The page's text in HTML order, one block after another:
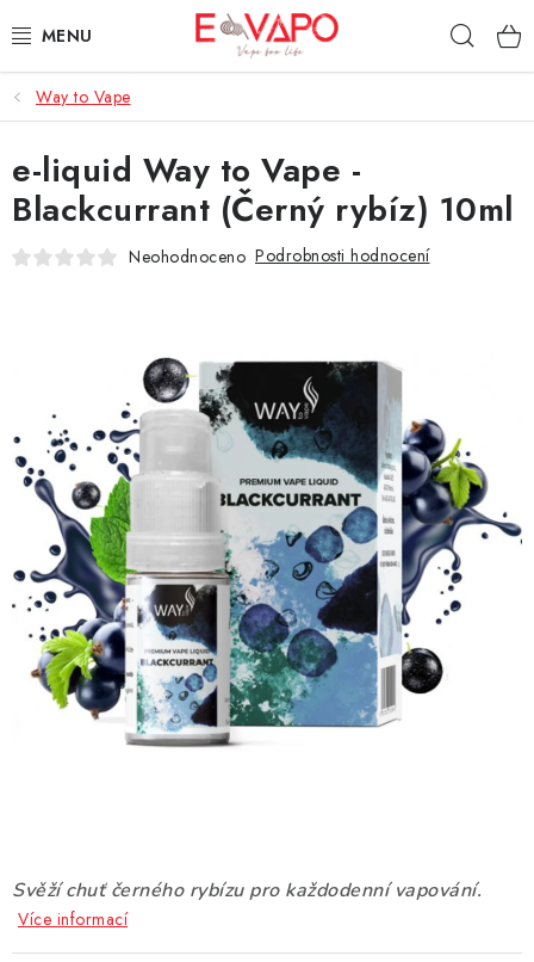
na
3D TISK
TIPY ZA DOBROU CENU
AROMATA A PŘÍCHUTĚ
E-CIGARETY
NIKOTINOVÉ SÁČKY
DÁRKOVÉ VOUCHERY
ATOMIZÉRY A CARTRIDGE
DIY
BATERIE A NABÍJEČKY
NIKOTINOVÝ FILM
Way to Vape
Svěží chuť černého rybízu pro každodenní vapování.
Více informací
e-liquid Way to Vape -
Blackcurrant (Černý rybíz) 10ml
Neohodnoceno Podrobnosti hodnocení